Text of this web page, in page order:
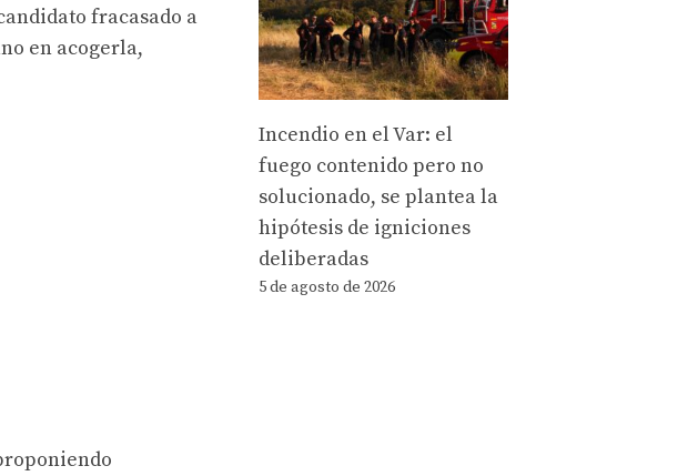
fracasado a
en acogerla,
Incendio en el Var: el
fuego contenido pero no
solucionado, se plantea la
hipótesis de igniciones
deliberadas
5 de agosto de 2026